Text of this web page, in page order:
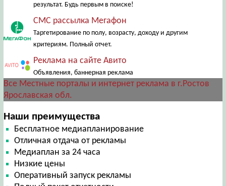
результат. Будь первым в поиске!
СМС рассылка Мегафон
Таргетирование по полу, возрасту, доходу и другим
критериям. Полный отчет.
Реклама на сайте Авито
Объявления, баннерная реклама
Все Местные порталы и интернет реклама в г.Ростов
Ярославская обл.
Наши преимущества
Бесплатное медиапланирование
Отличная отдача от рекламы
Медиаплан за 24 часа
Низкие цены
Оперативный запуск рекламы